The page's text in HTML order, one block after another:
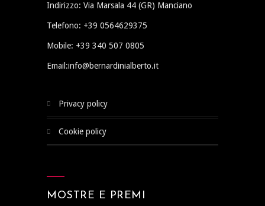
Indirizzo: Via Marsala 44 (GR) Manciano
Telefono: +39 0564629375
Mobile: +39 340 507 0805
Email:info@bernardinialberto.it
privacy policy
cookie policy
MOSTRE E PREMI